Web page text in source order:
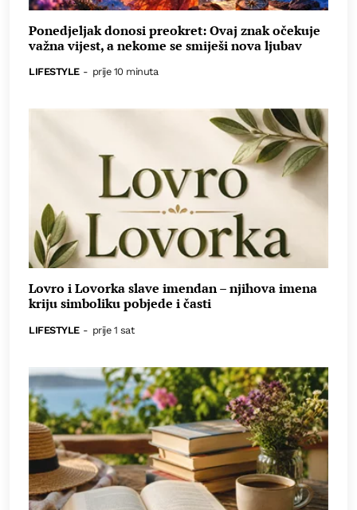
Ponedjeljak donosi preokret: Ovaj znak očekuje
važna vijest, a nekome se smiješi nova ljubav
LIFESTYLE - prije 10 minuta
Lovro i Lovorka slave imendan – njihova imena
kriju simboliku pobjede i časti
LIFESTYLE - prije 1 sat